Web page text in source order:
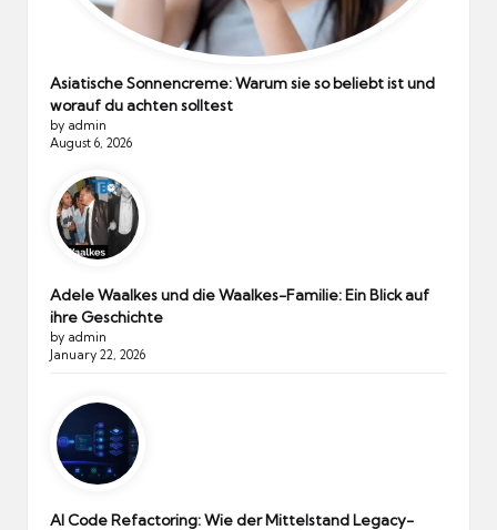
Asiatische Sonnencreme: Warum sie so beliebt ist und
worauf du achten solltest
by admin
August 6, 2026
Adele Waalkes und die Waalkes-Familie: Ein Blick auf
ihre Geschichte
by admin
January 22, 2026
AI Code Refactoring: Wie der Mittelstand Legacy-